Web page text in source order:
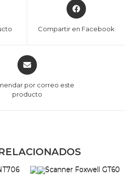
Opens
in
Compartir en Facebook
Opens
in
new
por correo este
producto